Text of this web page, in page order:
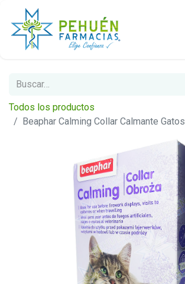
Todos los productos
Beaphar Calming Collar Calmante Gatos